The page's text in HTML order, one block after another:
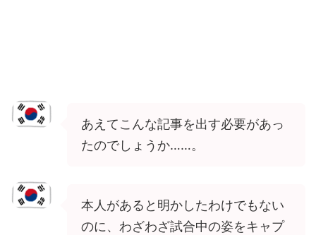
あえてこんな記事を出す必要があっ
たのでしょうか……。
本人があると明かしたわけでもない
のに、わざわざ試合中の姿をキャプ